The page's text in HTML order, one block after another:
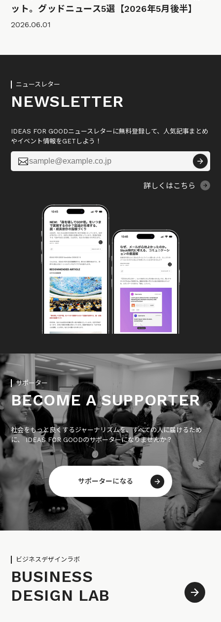
ット。グッドニュース5選【2026年5月後半】
2026.06.01
ニュースレター
NEWSLETTER
IDEAS FOR GOODニュースレターに無料登録して、人気記事まとめ
やイベント情報をGETしよう！

詳しくはこちら
サポーター
BECOME A SUPPORTER
社会をもっと良くするジャーナリズムを、すべての人に届けるため
に、 IDEAS FOR GOODのサポーターになりませんか？
サポーターになる
ビジネスデザインラボ
BUSINESS
DESIGN LAB